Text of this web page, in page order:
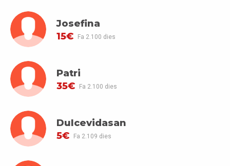
Josefina
15€
Fa 2.100 dies
Patri
35€
Fa 2.100 dies
Dulcevidasan
5€
Fa 2.109 dies